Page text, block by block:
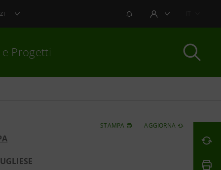
NOTIFICHEAREA UTENTE
e Progetti
STAMPA AGGIORNA